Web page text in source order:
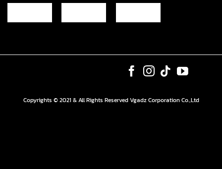
Copyrights © 2021 & All Rights Reserved Vgadz Corporation Co.,Ltd